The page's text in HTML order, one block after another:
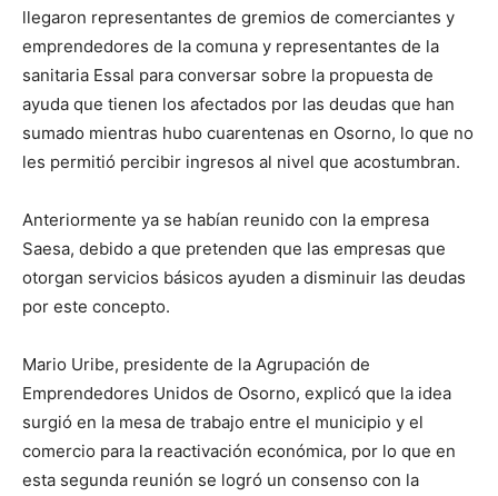
llegaron representantes de gremios de comerciantes y
emprendedores de la comuna y representantes de la
sanitaria Essal para conversar sobre la propuesta de
ayuda que tienen los afectados por las deudas que han
sumado mientras hubo cuarentenas en Osorno, lo que no
les permitió percibir ingresos al nivel que acostumbran.
Anteriormente ya se habían reunido con la empresa
Saesa, debido a que pretenden que las empresas que
otorgan servicios básicos ayuden a disminuir las deudas
por este concepto.
Mario Uribe, presidente de la Agrupación de
Emprendedores Unidos de Osorno, explicó que la idea
surgió en la mesa de trabajo entre el municipio y el
comercio para la reactivación económica, por lo que en
esta segunda reunión se logró un consenso con la